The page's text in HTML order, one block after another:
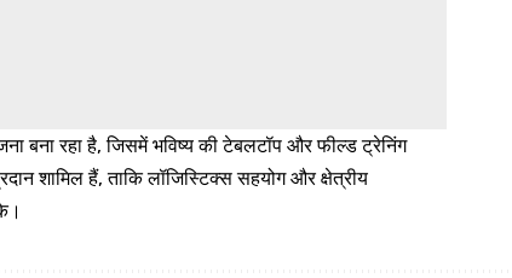
बना रहा है, जिसमें भविष्य की टेबलटॉप और फील्ड ट्रेनिंग
शामिल हैं, ताकि लॉजिस्टिक्स सहयोग और क्षेत्रीय